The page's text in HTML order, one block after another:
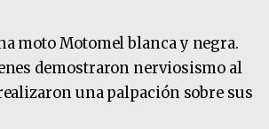
moto Motomel blanca y negra.
demostraron nerviosismo al
una palpación sobre sus